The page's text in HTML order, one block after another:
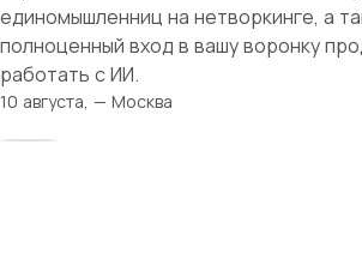
единомышленниц на нетворкинге, а
полноценный вход в вашу воронку
работать с ИИ.
10 августа, — Москва